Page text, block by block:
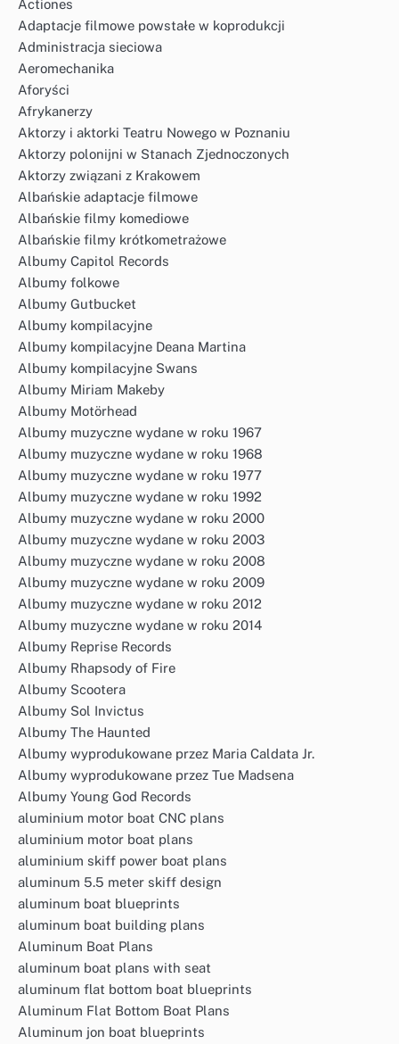
Actiones
Adaptacje filmowe powstałe w koprodukcji
Administracja sieciowa
Aeromechanika
Aforyści
Afrykanerzy
Aktorzy i aktorki Teatru Nowego w Poznaniu
Aktorzy polonijni w Stanach Zjednoczonych
Aktorzy związani z Krakowem
Albańskie adaptacje filmowe
Albańskie filmy komediowe
Albańskie filmy krótkometrażowe
Albumy Capitol Records
Albumy folkowe
Albumy Gutbucket
Albumy kompilacyjne
Albumy kompilacyjne Deana Martina
Albumy kompilacyjne Swans
Albumy Miriam Makeby
Albumy Motörhead
Albumy muzyczne wydane w roku 1967
Albumy muzyczne wydane w roku 1968
Albumy muzyczne wydane w roku 1977
Albumy muzyczne wydane w roku 1992
Albumy muzyczne wydane w roku 2000
Albumy muzyczne wydane w roku 2003
Albumy muzyczne wydane w roku 2008
Albumy muzyczne wydane w roku 2009
Albumy muzyczne wydane w roku 2012
Albumy muzyczne wydane w roku 2014
Albumy Reprise Records
Albumy Rhapsody of Fire
Albumy Scootera
Albumy Sol Invictus
Albumy The Haunted
Albumy wyprodukowane przez Maria Caldata Jr.
Albumy wyprodukowane przez Tue Madsena
Albumy Young God Records
aluminium motor boat CNC plans
aluminium motor boat plans
aluminium skiff power boat plans
aluminum 5.5 meter skiff design
aluminum boat blueprints
aluminum boat building plans
Aluminum Boat Plans
aluminum boat plans with seat
aluminum flat bottom boat blueprints
Aluminum Flat Bottom Boat Plans
Aluminum jon boat blueprints